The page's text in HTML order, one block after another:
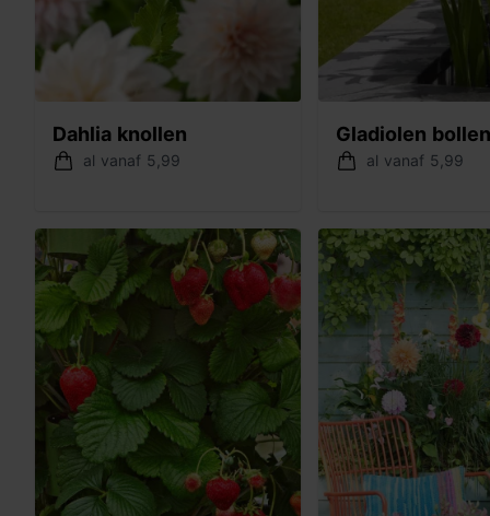
Dahlia knollen
al vanaf 5,99
Gladiolen bollen
al vanaf 5,99